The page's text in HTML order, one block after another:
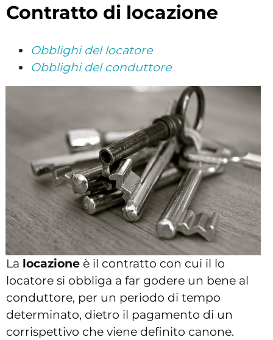
contratto di locazione
Obblighi del locatore
Obblighi del conduttore
La locazione è il contratto con cui il lo
locatore si obbliga a far godere un bene al
conduttore, per un periodo di tempo
determinato, dietro il pagamento di un
corrispettivo che viene definito canone.